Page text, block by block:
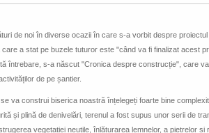
de noi în diverse ocazii în care s-a vorbit despre
a stat pe buzele tuturor este "când va fi finalizat acest
întrebare, s-a născut "Cronica despre construcție", care
de pe șantier.
va construi biserica noastră înțelegeți foarte bine
și plină de denivelări, terenul a fost supus unor serii de
vegetației neutile, înlăturarea lemnelor, a pietrelor și